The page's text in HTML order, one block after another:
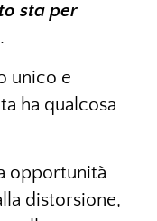
sta per
.
unico e
ha qualcosa
opportunità
distorsione,